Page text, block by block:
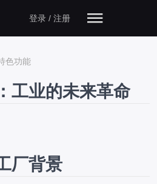
登录 / 注册
色功能
工业的未来革命
厂背景